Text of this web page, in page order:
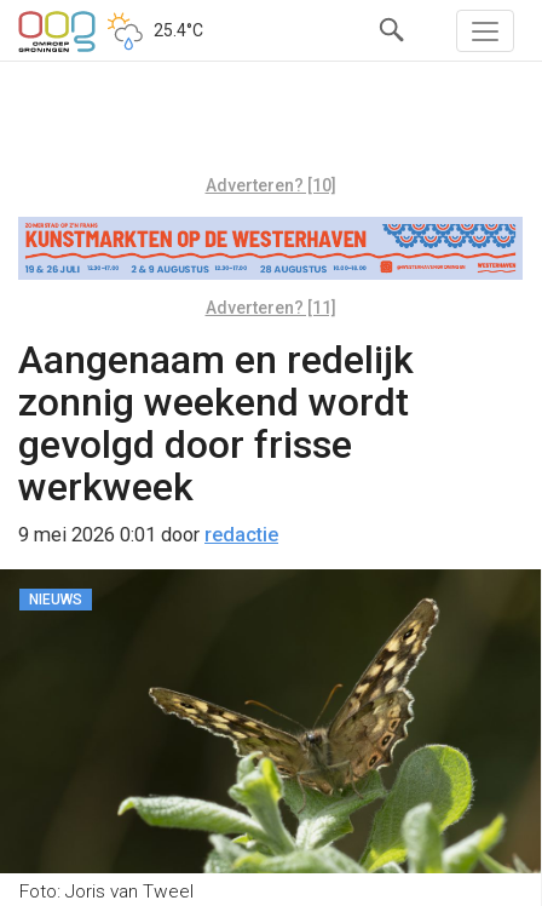
25.4°C
Adverteren? [10]
Adverteren? [11]
Aangenaam en redelijk
zonnig weekend wordt
gevolgd door frisse
werkweek
9 mei 2026 0:01 door redactie
NIEUWS
Foto: Joris van Tweel